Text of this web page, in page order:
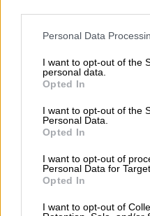
Personal Data
I want to opt-out of the
personal data.
Opted In
I want to opt-out of the
Personal Data.
Opted In
I want to opt-out of
Personal Data for
Opted In
I want to opt-out of
se podrían citar a
nuestro país; sería
reducido, pero pienso
Fernando Simón, el
presidente de la
reconstrucción
López, el presidente
Garamendi, y el
Ayuntamiento de
Menciono al Grupo